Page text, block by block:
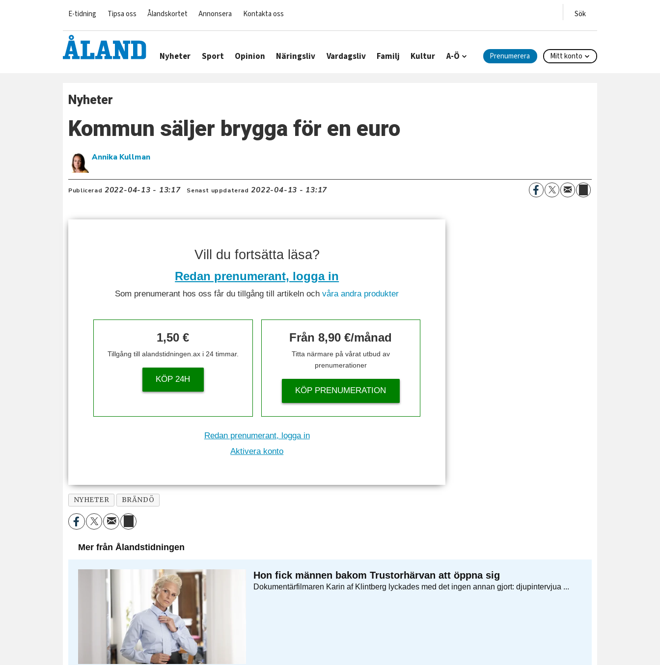
E-tidning Tipsa oss Ålandskortet Annonsera Kontakta oss
Nyheter Sport Opinion Näringsliv Vardagsliv Familj Kultur A-Ö Prenumerera Mitt konto
Nyheter
Kommun säljer brygga för en euro
Annika Kullman
Publicerad 2022-04-13 - 13:17 Senast uppdaterad 2022-04-13 - 13:17
Vill du fortsätta läsa?
Redan prenumerant, logga in
Som prenumerant hos oss får du tillgång till artikeln ochvåra andra produkter
1,50 €
Tillgång till alandstidningen.ax i 24 timmar.
KÖP 24H
Från 8,90 €/månad
Titta närmare på vårat utbud av
prenumerationer
KÖP PRENUMERATION
Redan prenumerant, logga in
Aktivera konto
NYHETER BRÄNDÖ